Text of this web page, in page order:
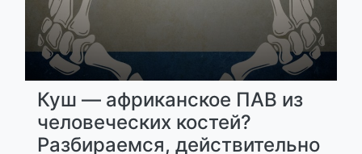
Куш — африканское ПАВ из
человеческих костей?
Разбираемся, действительно